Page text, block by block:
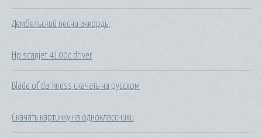
Дембельский песни аккорды
Hp scanjet 4100c driver
Blade of darkness скачать на русском
Скачать картинку на одноклассники